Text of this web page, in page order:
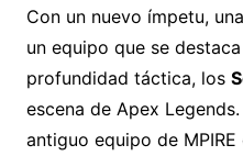
Con un nuevo ímpetu,
un equipo que se
profundidad táctica, los
escena de Apex
antiguo equipo de MPIRE